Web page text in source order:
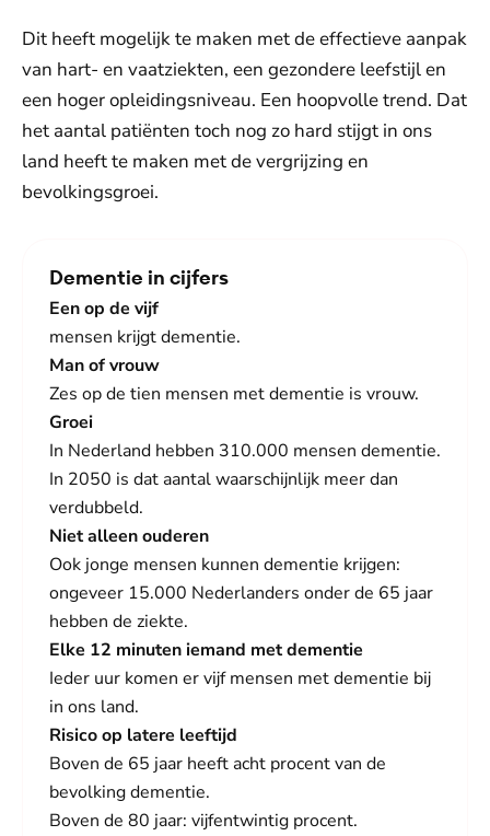
Dit heeft mogelijk te maken met de effectieve aanpak
van hart- en vaatziekten, een gezondere leefstijl en
een hoger opleidingsniveau. Een hoopvolle trend. Dat
het aantal patiënten toch nog zo hard stijgt in ons
land heeft te maken met de vergrijzing en
bevolkingsgroei.
Dementie in cijfers
Een op de vijf
mensen krijgt dementie.
Man of vrouw
Zes op de tien mensen met dementie is vrouw.
Groei
In Nederland hebben 310.000 mensen dementie.
In 2050 is dat aantal waarschijnlijk meer dan
verdubbeld.
Niet alleen ouderen
Ook jonge mensen kunnen dementie krijgen:
ongeveer 15.000 Nederlanders onder de 65 jaar
hebben de ziekte.
Elke 12 minuten iemand met dementie
Ieder uur komen er vijf mensen met dementie bij
in ons land.
Risico op latere leeftijd
Boven de 65 jaar heeft acht procent van de
bevolking dementie.
Boven de 80 jaar: vijfentwintig procent.